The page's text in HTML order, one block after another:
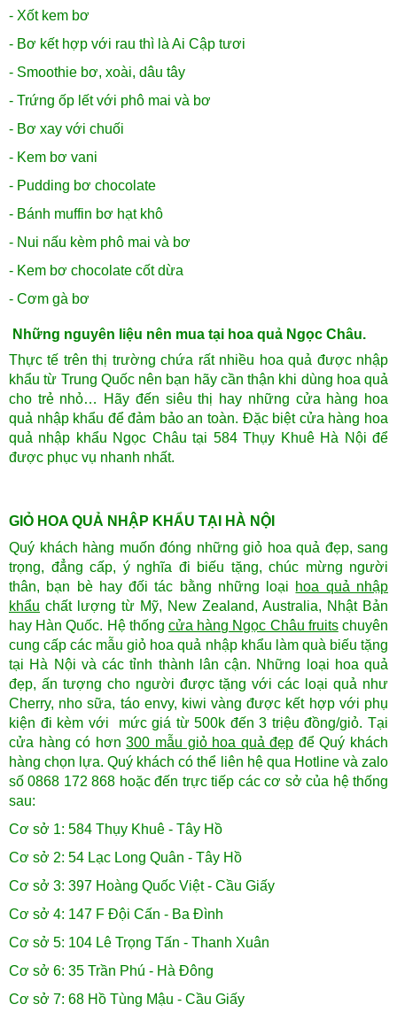
- Xốt kem bơ
- Bơ kết hợp với rau thì là Ai Cập tươi
- Smoothie bơ, xoài, dâu tây
- Trứng ốp lết với phô mai và bơ
- Bơ xay với chuối
- Kem bơ vani
- Pudding bơ chocolate
- Bánh muffin bơ hạt khô
- Nui nấu kèm phô mai và bơ
- Kem bơ chocolate cốt dừa
- Cơm gà bơ
Những nguyên liệu nên mua tại hoa quả Ngọc Châu.
Thực tế trên thị trường chứa rất nhiều hoa quả được nhập
khẩu từ Trung Quốc nên bạn hãy cần thận khi dùng hoa quả
cho trẻ nhỏ… Hãy đến siêu thị hay những cửa hàng hoa
quả nhập khẩu để đảm bảo an toàn. Đặc biệt cửa hàng hoa
quả nhập khẩu Ngọc Châu tại 584 Thụy Khuê Hà Nội để
được phục vụ nhanh nhất.
GIỎ HOA QUẢ NHẬP KHẨU TẠI HÀ NỘI
Quý khách hàng muốn đóng những giỏ hoa quả đẹp, sang
trọng, đẳng cấp, ý nghĩa đi biếu tặng, chúc mừng người
thân, bạn bè hay đối tác bằng những loại hoa quả nhập
khẩu chất lượng từ Mỹ, New Zealand, Australia, Nhật Bản
hay Hàn Quốc. Hệ thống cửa hàng Ngọc Châu fruitschuyên
cung cấp các mẫu giỏ hoa quả nhập khẩu làm quà biếu tặng
tại Hà Nội và các tỉnh thành lân cận. Những loại hoa quả
đẹp, ấn tượng cho người được tặng với các loại quả như
Cherry, nho sữa, táo envy, kiwi vàng được kết hợp với phụ
kiện đi kèm với mức giá từ 500k đến 3 triệu đồng/giỏ. Tại
cửa hàng có hơn300 mẫu giỏ hoa quả đẹp để Quý khách
hàng chọn lựa. Quý khách có thể liên hệ qua Hotline và zalo
số 0868 172 868 hoặc đến trực tiếp các cơ sở của hệ thống
sau:
Cơ sở 1: 584 Thụy Khuê - Tây Hồ
Cơ sở 2: 54 Lạc Long Quân - Tây Hồ
Cơ sở 3: 397 Hoàng Quốc Việt - Cầu Giấy
Cơ sở 4: 147 F Đội Cấn - Ba Đình
Cơ sở 5: 104 Lê Trọng Tấn - Thanh Xuân
Cơ sở 6: 35 Trần Phú - Hà Đông
Cơ sở 7: 68 Hồ Tùng Mậu - Cầu Giấy